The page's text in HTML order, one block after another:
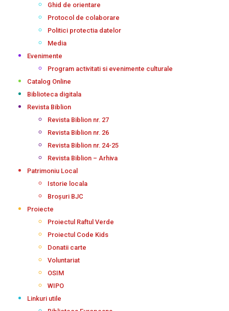
Ghid de orientare
Protocol de colaborare
Politici protectia datelor
Media
Evenimente
Program activitati si evenimente culturale
Catalog Online
Biblioteca digitala
Revista Biblion
Revista Biblion nr. 27
Revista Biblion nr. 26
Revista Biblion nr. 24-25
Revista Biblion – Arhiva
Patrimoniu Local
Istorie locala
Broșuri BJC
Proiecte
Proiectul Raftul Verde
Proiectul Code Kids
Donatii carte
Voluntariat
OSIM
WIPO
Linkuri utile